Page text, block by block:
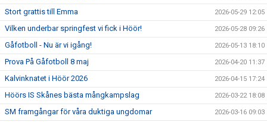
ANTIDOPING
MEDLEMS- & TRÄNINGSAVGIFTER
FRITIDSKORTET
Stort grattis till Emma 2026-05-29 12:05
Vilken underbar springfest vi fick i Höör! 2026-05-28 09:26
Gåfotboll - Nu är vi igång! 2026-05-13 18:10
Prova På Gåfotboll 8 maj 2026-04-20 11:37
Kalvinknatet i Höör 2026 2026-04-15 17:24
Höörs IS Skånes bästa mångkampslag 2026-03-22 18:08
SM framgångar för våra duktiga ungdomar 2026-03-16 09:03